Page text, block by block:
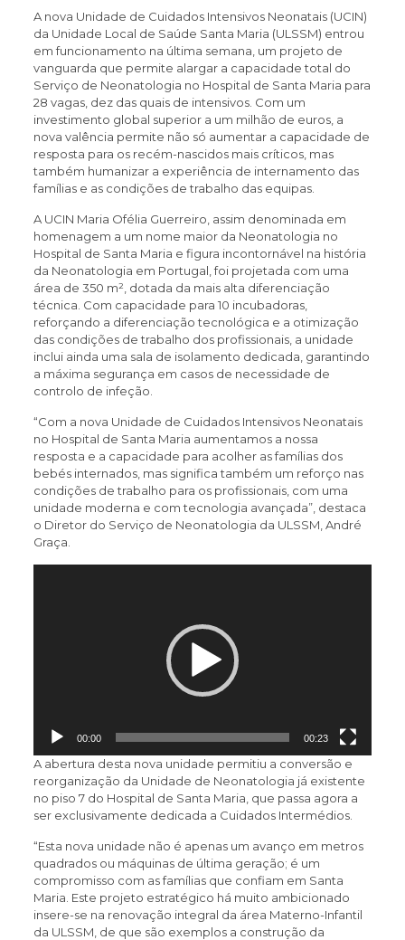
A nova Unidade de Cuidados Intensivos Neonatais (UCIN)
da Unidade Local de Saúde Santa Maria (ULSSM) entrou
em funcionamento na última semana, um projeto de
vanguarda que permite alargar a capacidade total do
Serviço de Neonatologia no Hospital de Santa Maria para
28 vagas, dez das quais de intensivos. Com um
investimento global superior a um milhão de euros, a
nova valência permite não só aumentar a capacidade de
resposta para os recém-nascidos mais críticos, mas
também humanizar a experiência de internamento das
famílias e as condições de trabalho das equipas.
A UCIN Maria Ofélia Guerreiro, assim denominada em
homenagem a um nome maior da Neonatologia no
Hospital de Santa Maria e figura incontornável na história
da Neonatologia em Portugal, foi projetada com uma
área de 350 m², dotada da mais alta diferenciação
técnica. Com capacidade para 10 incubadoras,
reforçando a diferenciação tecnológica e a otimização
das condições de trabalho dos profissionais, a unidade
inclui ainda uma sala de isolamento dedicada, garantindo
a máxima segurança em casos de necessidade de
controlo de infeção.
“Com a nova Unidade de Cuidados Intensivos Neonatais
no Hospital de Santa Maria aumentamos a nossa
resposta e a capacidade para acolher as famílias dos
bebés internados, mas significa também um reforço nas
condições de trabalho para os profissionais, com uma
unidade moderna e com tecnologia avançada”, destaca
o Diretor do Serviço de Neonatologia da ULSSM, André
Graça.
00:00 00:23
A abertura desta nova unidade permitiu a conversão e
reorganização da Unidade de Neonatologia já existente
no piso 7 do Hospital de Santa Maria, que passa agora a
ser exclusivamente dedicada a Cuidados Intermédios.
“Esta nova unidade não é apenas um avanço em metros
quadrados ou máquinas de última geração; é um
compromisso com as famílias que confiam em Santa
Maria. Este projeto estratégico há muito ambicionado
insere-se na renovação integral da área Materno-Infantil
da ULSSM, de que são exemplos a construção da